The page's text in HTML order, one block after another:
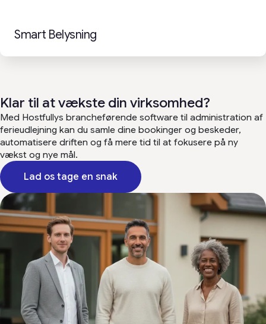
Smart Belysning
Klar til at vækste din virksomhed?
Med Hostfullys brancheførende software til administration af
ferieudlejning kan du samle dine bookinger og beskeder,
automatisere driften og få mere tid til at fokusere på ny
vækst og nye mål.
Lad os tage en snak